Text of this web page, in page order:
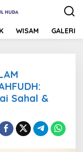
WISAM GALERI
Sahal &